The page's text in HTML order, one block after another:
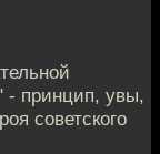
- принцип, увы,
советского